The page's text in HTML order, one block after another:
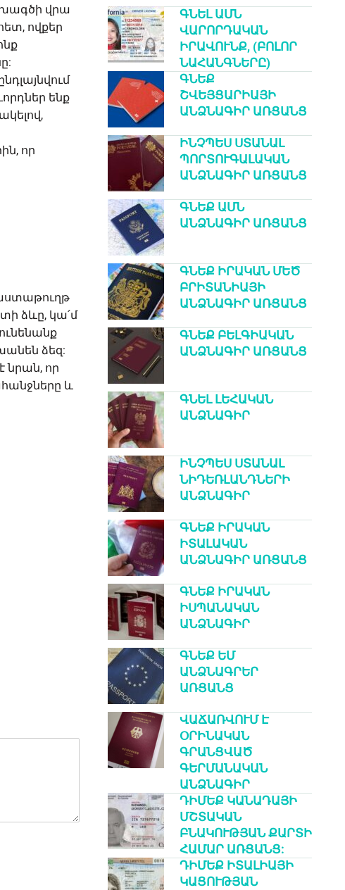
վրա
ովքեր
ենք
որ
ձևը, կա՛մ
ձեզ:
նրան, որ
և
ԳՆԵԼ ԱՄՆ
ՎԱՐՈՐԴԱԿԱՆ
ԻՐԱՎՈՒՆՔ, (ԲՈԼՈՐ
ՆԱՀԱՆԳՆԵՐԸ)
ԳՆԵՔ
ՇՎԵՅՑԱՐԻԱՅԻ
ԱՆՁՆԱԳԻՐ ԱՌՑԱՆՑ
ԻՆՉՊԵՍ ՍՏԱՆԱԼ
ՊՈՐՏՈՒԳԱԼԱԿԱՆ
ԱՆՁՆԱԳԻՐ ԱՌՑԱՆՑ
ԳՆԵՔ ԱՄՆ
ԱՆՁՆԱԳԻՐ ԱՌՑԱՆՑ
ԳՆԵՔ ԻՐԱԿԱՆ ՄԵԾ
ԲՐԻՏԱՆԻԱՅԻ
ԱՆՁՆԱԳԻՐ ԱՌՑԱՆՑ
ԳՆԵՔ ԲԵԼԳԻԱԿԱՆ
ԱՆՁՆԱԳԻՐ ԱՌՑԱՆՑ
ԳՆԵԼ ԼԵՀԱԿԱՆ
ԱՆՁՆԱԳԻՐ
ԻՆՉՊԵՍ ՍՏԱՆԱԼ
ՆԻԴԵՌԼԱՆԴՆԵՐԻ
ԱՆՁՆԱԳԻՐ
ԳՆԵՔ ԻՐԱԿԱՆ
ԻՏԱԼԱԿԱՆ
ԱՆՁՆԱԳԻՐ ԱՌՑԱՆՑ
ԳՆԵՔ ԻՐԱԿԱՆ
ԻՍՊԱՆԱԿԱՆ
ԱՆՁՆԱԳԻՐ
ԳՆԵՔ ԵՄ
ԱՆՁՆԱԳՐԵՐ
ԱՌՑԱՆՑ
ՎԱՃԱՌՎՈՒՄ Է
ՕՐԻՆԱԿԱՆ
ԳՐԱՆՑՎԱԾ
ԳԵՐՄԱՆԱԿԱՆ
ԱՆՁՆԱԳԻՐ
ԴԻՄԵՔ ԿԱՆԱԴԱՅԻ
ՄՇՏԱԿԱՆ
ԲՆԱԿՈՒԹՅԱՆ ՔԱՐՏԻ
ՀԱՄԱՐ ԱՌՑԱՆՑ:
ԴԻՄԵՔ ԻՏԱԼԻԱՅԻ
ԿԱՑՈՒԹՅԱՆ